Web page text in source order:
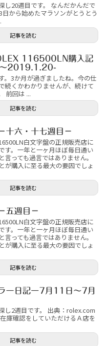
し20週目です。 なんだかんだで
から始めたマラソンがとうとう
記事を読む
116500LN購入記
2019.1.20-
。3か月が過ぎましたね。今の仕
続くかわかりませんが、続けて
前回は ...
記事を読む
十六・十七週目－
白文字盤の正規販売店に
す。一年と一ヶ月ほぼ毎日通い
言っても過言ではありません。
が購入に至る最大の要因でしょ
記事を読む
五週目－
白文字盤の正規販売店に
す。一年と一ヶ月ほぼ毎日通い
言っても過言ではありません。
が購入に至る最大の要因でしょ
記事を読む
ー日記ー7月11日～7月
し2週目です。 出典：rolex.com
庫確認をしていただけるＡ店を
記事を読む